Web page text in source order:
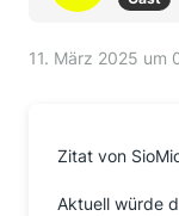
11. März 2025 um
Zitat von
Aktuell würde